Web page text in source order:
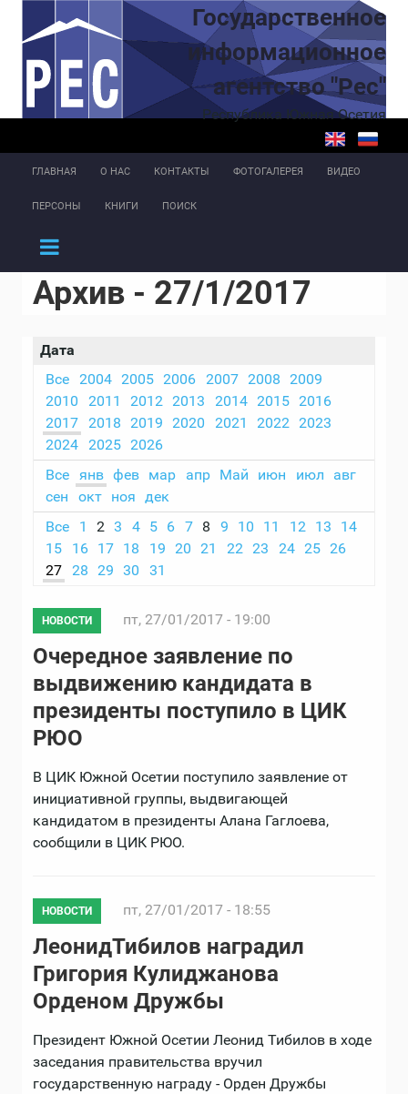
Перейти к основному содержаниюГосударственное
информационное
агентство "Рес"
Республика Южная Осетия
ГЛАВНАЯ О НАС КОНТАКТЫ ФОТОГАЛЕРЕЯ ВИДЕО
ПЕРСОНЫ КНИГИ ПОИСК
Архив - 27/1/2017
Дата
Все
2004 2005 2006 2007 2008
2009
2010
2011 2012 2013 2014 2015 2016
2017
2018 2019 2020 2021 2022 2023
2024
2025
2026
Все янв фев мар апр Май июн июл
авг
сен
окт ноя дек
Все
1 2 3 4 5 6 7 8 9 10 11 12 13
14
15
16 17 18 19 20 21 22 23 24 25 26
27
28 29 30 31
НОВОСТИ пт, 27/01/2017 - 19:00
Очередное заявление по
выдвижению кандидата в
президенты поступило в ЦИК
РЮО
В ЦИК Южной Осетии поступило заявление от
инициативной группы, выдвигающей
кандидатом в президенты Алана Гаглоева,
сообщили в ЦИК РЮО.
НОВОСТИ пт, 27/01/2017 - 18:55
ЛеонидТибилов наградил
Григория Кулиджанова
Орденом Дружбы
Президент Южной Осетии Леонид Тибилов в ходе
заседания правительства вручил
государственную награду - Орден Дружбы